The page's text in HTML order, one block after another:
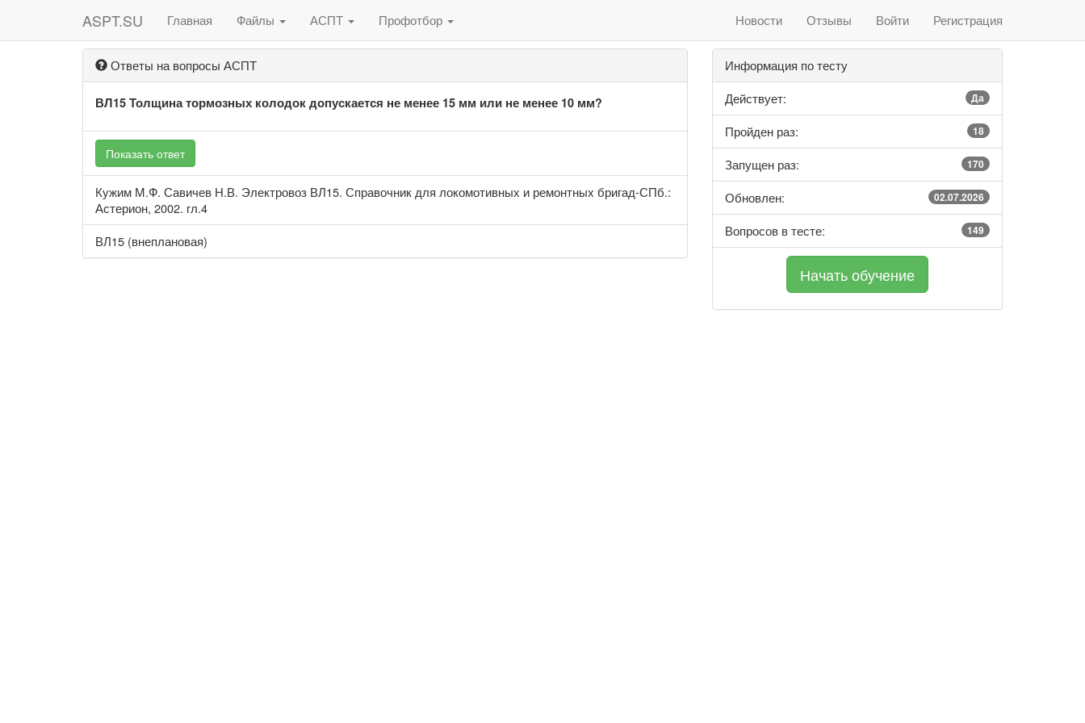
ASPT.SU Главная Файлы АСПТ Профотбор Новости Отзывы Войти Регистрация
Ответы на вопросы АСПТ
ВЛ15 Толщина тормозных колодок допускается не менее 15 мм или не менее 10 мм?
Показать ответ
Кужим М.Ф. Савичев Н.В. Электровоз ВЛ15. Справочник для локомотивных и ремонтных бригад-СПб.:
Астерион, 2002. гл.4
ВЛ15 (внеплановая)
Информация по тесту
Действует:
Да
Пройден раз: 18
Запущен раз: 170
Обновлен: 02.07.2026
Вопросов в тесте: 149